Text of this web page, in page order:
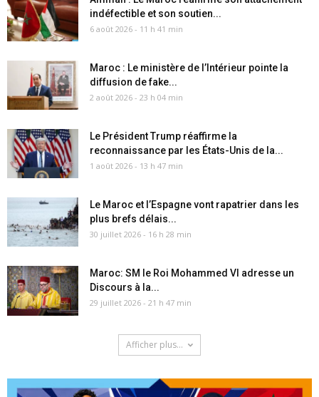
indéfectible et son soutien...
6 août 2026 - 11 h 41 min
Maroc : Le ministère de l’Intérieur pointe la
diffusion de fake...
2 août 2026 - 23 h 04 min
Le Président Trump réaffirme la
reconnaissance par les États-Unis de la...
1 août 2026 - 13 h 47 min
Le Maroc et l’Espagne vont rapatrier dans les
plus brefs délais...
30 juillet 2026 - 16 h 28 min
Maroc: SM le Roi Mohammed VI adresse un
Discours à la...
29 juillet 2026 - 21 h 47 min
Afficher plus...